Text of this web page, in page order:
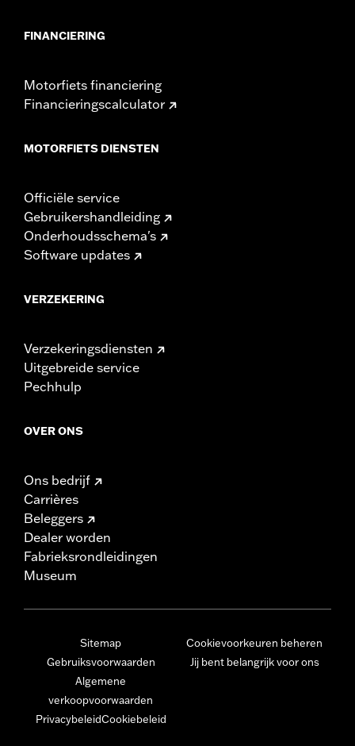
FINANCIERING
Motorfiets financiering
Financieringscalculator
MOTORFIETS DIENSTEN
Officiële service
Gebruikershandleiding
Onderhoudsschema's
Software updates
VERZEKERING
Verzekeringsdiensten
Uitgebreide service
Pechhulp
OVER ONS
Ons bedrijf
Carrières
Beleggers
Dealer worden
Fabrieksrondleidingen
Museum
Sitemap
Gebruiksvoorwaarden
Algemene
verkoopvoorwaarden
PrivacybeleidCookiebeleid
Cookievoorkeuren beheren
Jij bent belangrijk voor ons